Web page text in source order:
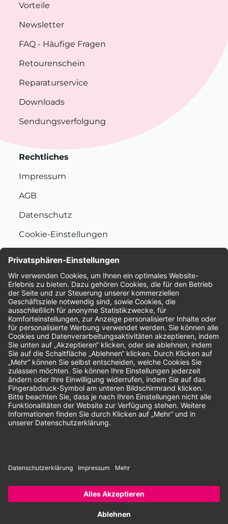
Vorteile
Newsletter
FAQ - Häufige Fragen
Retourenschein
Reparaturservice
Downloads
Sendungsverfolgung
Rechtliches
Impressum
AGB
Datenschutz
Cookie-Einstellungen
Bewertungen
Unsere Zahlungsarten:
Rechnung SEPA-Lastschrift Vorkasse